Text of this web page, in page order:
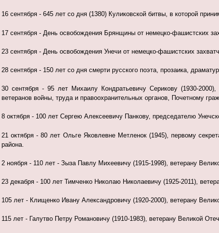
16 сентября - 645 лет со дня (1380) Куликовской битвы, в которой
17 сентября - День освобождения Брянщины от немецко-фашистских
23 сентября - День освобождения Унечи от немецко-фашистских
28 сентября - 150 лет со дня смерти русского поэта, прозаика,
30 сентября - 95 лет Михаилу Кондратьевичу Серикову (1930-
ветеранов войны, труда и правоохранительных органов, Почетному
8 октября - 100 лет Сергею Алексеевичу Панкову, председателю
21 октября - 80 лет Ольге Яковлевне Метленок (1945), первому
района.
2 ноября - 110 лет - Зыза Павлу Михеевичу (1915-1998), ветерану
23 декабря - 100 лет Тимченко Николаю Николаевичу (1925-2011),
105 лет - Клищенко Ивану Александровичу (1920-2000), ветерану
115 лет - Галутво Петру Романовичу (1910-1983), ветерану Великой